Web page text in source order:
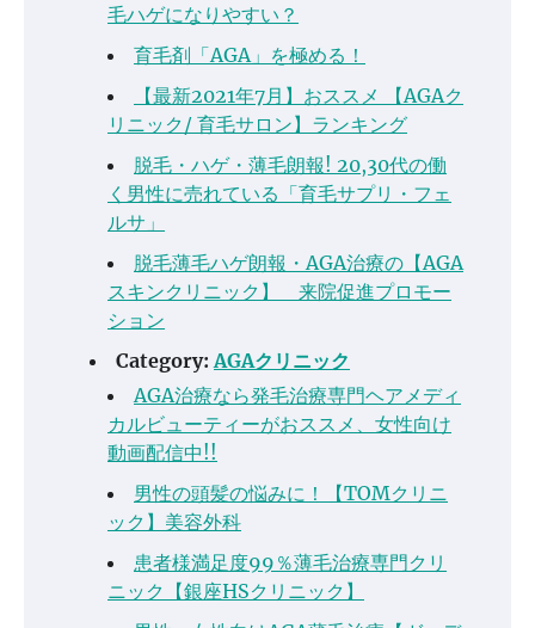
毛ハゲになりやすい？
育毛剤「AGA」を極める！
【最新2021年7月】おススメ 【AGAク
リニック/ 育毛サロン】ランキング
脱毛・ハゲ・薄毛朗報! 20,30代の働
く男性に売れている「育毛サプリ・フェ
ルサ」
脱毛薄毛ハゲ朗報・AGA治療の【AGA
スキンクリニック】 来院促進プロモー
ション
Category: AGAクリニック
AGA治療なら発毛治療専門ヘアメディ
カルビューティーがおススメ、女性向け
動画配信中!!
男性の頭髪の悩みに！【TOMクリニ
ック】美容外科
患者様満足度99％薄毛治療専門クリ
ニック【銀座HSクリニック】